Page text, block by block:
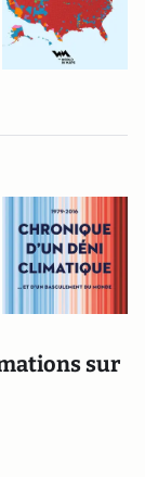
sur